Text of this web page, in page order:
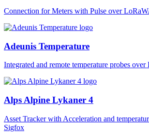
Connection for Meters with Pulse over
Adeunis Temperature
Integrated and remote temperature probes
Alps Alpine Lykaner 4
Asset Tracker with Acceleration and
Sigfox